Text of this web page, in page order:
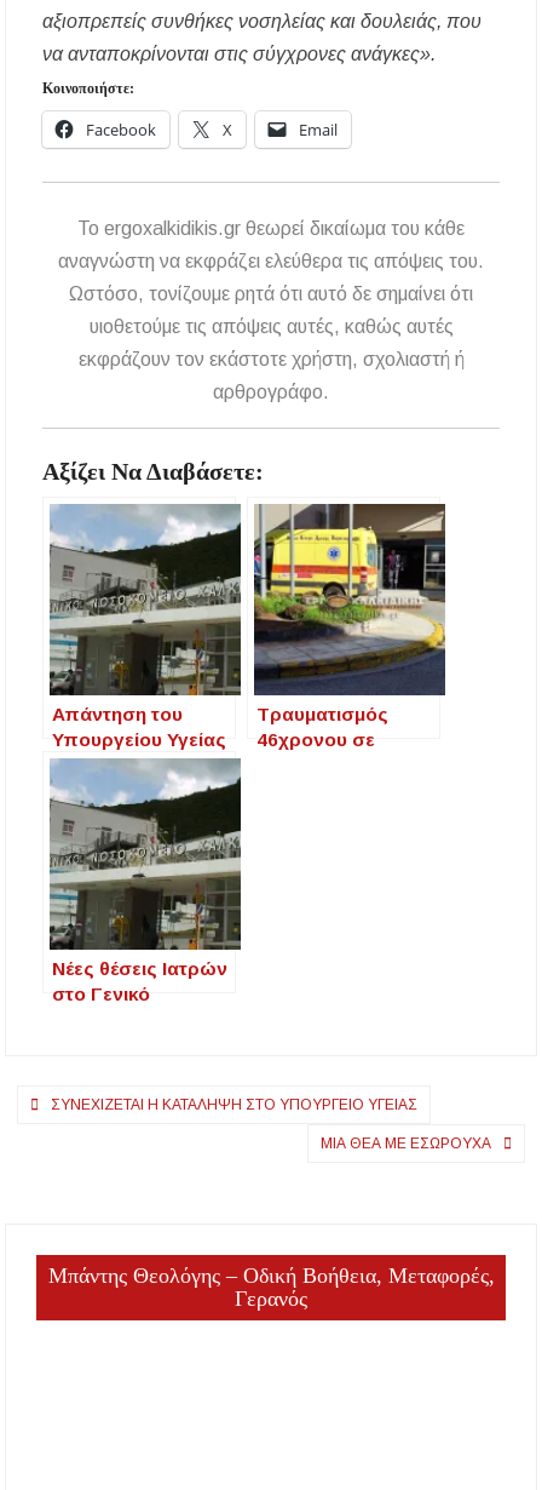
αξιοπρεπείς συνθήκες νοσηλείας και δουλειάς, που
να ανταποκρίνονται στις σύγχρονες ανάγκες».
Κοινοποιήστε:
Facebook X Email
To ergoxalkidikis.gr θεωρεί δικαίωμα του κάθε
αναγνώστη να εκφράζει ελεύθερα τις απόψεις του.
Ωστόσο, τονίζουμε ρητά ότι αυτό δε σημαίνει ότι
υιοθετούμε τις απόψεις αυτές, καθώς αυτές
εκφράζουν τον εκάστοτε χρήστη, σχολιαστή ή
αρθρογράφο.
Αξίζει Να Διαβάσετε:
Απάντηση του
Υπουργείου Υγείας
στην Αναφορά του
Βουλευτή Ιωάννη
Γιώργου για τις
νέες θέσεις ιατρών
στο Γενικό
Νοσοκομείο
Χαλκιδικής και τις
παρεμβάσεις για
την Ψυχική Υγεία
Τραυματισμός
46χρονου σε
Νέες θέσεις Ιατρών
στο Γενικό
Πλοήγηση
ΣΥΝΕΧΊΖΕΤΑΙ Η ΚΑΤΆΛΗΨΗ ΣΤΟ ΥΠΟΥΡΓΕΊΟ ΥΓΕΊΑΣ
ΜΙΑ ΘΕΆ ΜΕ ΕΣΏΡΟΥΧΑ
Μπάντης Θεολόγης – Οδική Βοήθεια, Μεταφορές,
Γερανός